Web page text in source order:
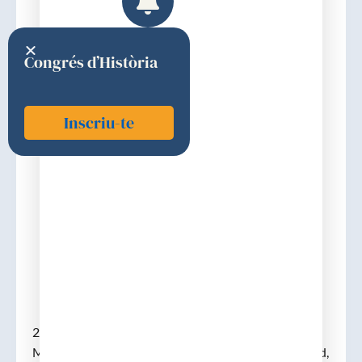
28-02-1903. (Serradilla, Càceres, 16-01-1875 –
Madrid, 26-01-1931). Llicenciat en farmàcia a Madrid,
Congrés d’Història
Inscriu-te